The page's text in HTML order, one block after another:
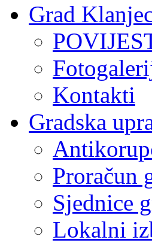
Grad
Kontakti
Gradska
Proračun
Sjednice
Lokalni